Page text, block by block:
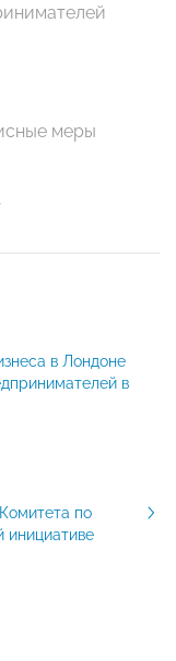
меры
в Лондоне
в
по
инициативе